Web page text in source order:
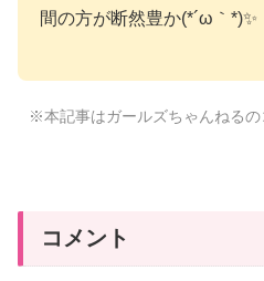
間の方が断然豊か(*´ω｀*)✨
※本記事はガールズちゃんねる
コメント